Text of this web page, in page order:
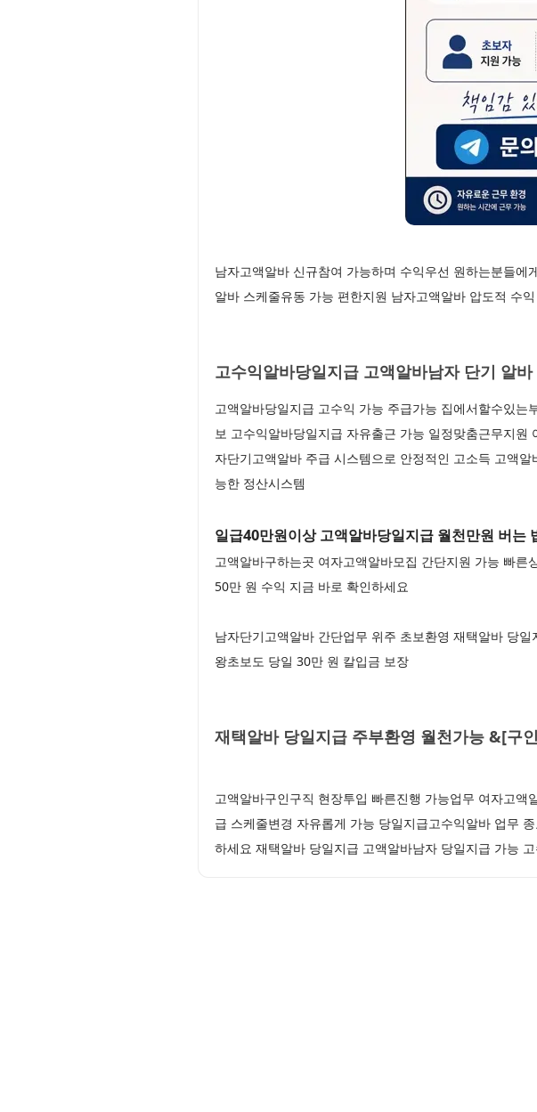
남자고액알바 신규참여 가능하며 수익우선 원하는분들
알바 스케줄유동 가능 편한지원 남자고액알바 압도적 수
고수익알바당일지급 고액알바남자 단기 알
고액알바당일지급 고수익 가능 주급가능 집에서할수있
보 고수익알바당일지급 자유출근 가능 일정맞춤근무지
자단기고액알바 주급 시스템으로 안정적인 고소득 고액
능한 정산시스템
일급40만원이상 고액알바당일지급 월천만원 버는
고액알바구하는곳 여자고액알바모집 간단지원 가능 빠
50만 원 수익 지금 바로 확인하세요
남자단기고액알바 간단업무 위주 초보환영 재택알바 당
왕초보도 당일 30만 원 칼입금 보장
재택알바 당일지급 주부환영 월천가능 &[구
고액알바구인구직 현장투입 빠른진행 가능업무 여자고
급 스케줄변경 자유롭게 가능 당일지급고수익알바 업무
하세요 재택알바 당일지급 고액알바남자 당일지급 가능